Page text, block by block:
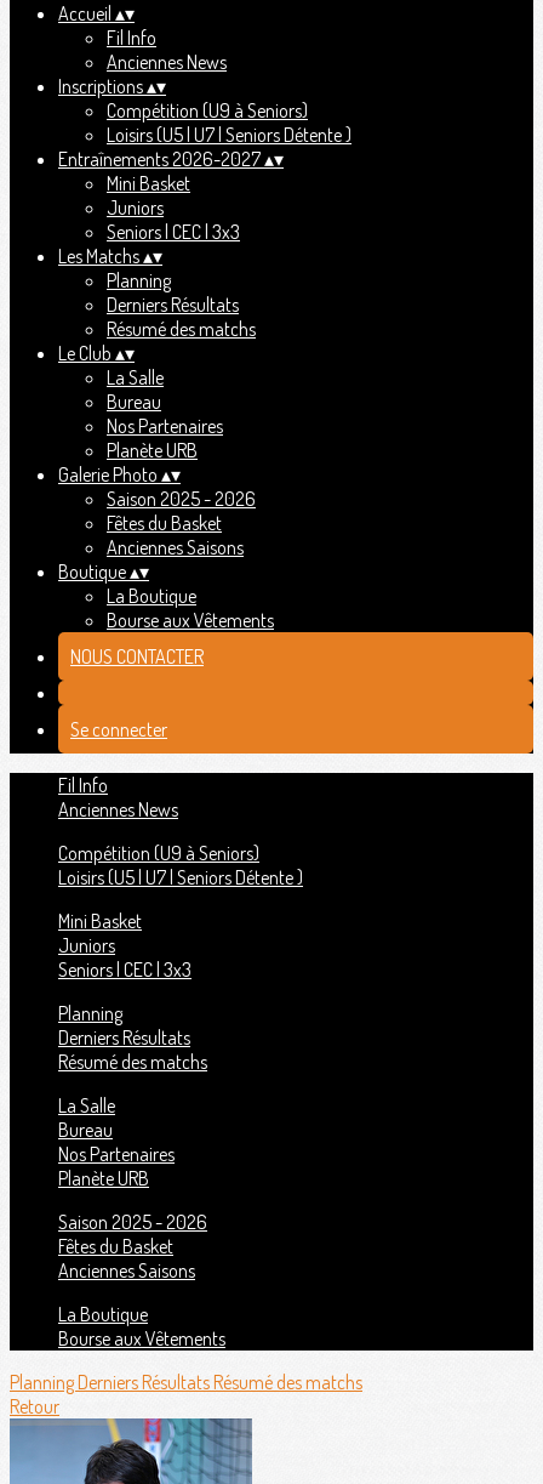
Accueil ▴▾
Fil Info
Anciennes News
Inscriptions▴▾
Compétition (U9 à Seniors)
Loisirs (U5 | U7 | Seniors Détente )
Entraînements 2026-2027▴▾
Mini Basket
Juniors
Seniors | CEC | 3x3
Les Matchs▴▾
Planning
Derniers Résultats
Résumé des matchs
Le Club ▴▾
La Salle
Bureau
Nos Partenaires
Planète URB
Galerie Photo ▴▾
Saison 2025 - 2026
Fêtes du Basket
Anciennes Saisons
Boutique▴▾
La Boutique
Bourse aux Vêtements
NOUS CONTACTER
Se connecter
Fil Info
Anciennes News
Compétition (U9 à Seniors)
Loisirs (U5 | U7 | Seniors Détente )
Mini Basket
Juniors
Seniors | CEC | 3x3
Planning
Derniers Résultats
Résumé des matchs
La Salle
Bureau
Nos Partenaires
Planète URB
Saison 2025 - 2026
Fêtes du Basket
Anciennes Saisons
La Boutique
Bourse aux Vêtements
PlanningDerniers RésultatsRésumé des matchs
Retour